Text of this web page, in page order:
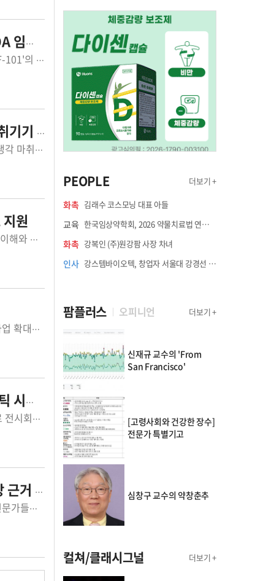
제
압타바이오가 개발 중인 경구용 연령관련 황반변성(AMD) 치료제 후보물질 'ABF-101'의 미국 임상시험이 재개된다.압타바이오는 16일 코스닥 공시를 통해 ABF-...
' 소개
©리센스메디컬정밀냉각 기술기업 리센스메디컬이 세계적 안과 학회에서 안구 냉각 마취기기 '오큐쿨(OcuCool)'을 선보이며 미국 시장 공략에 속도를 내고 있...
원
©국민건강보험공단국민건강보험공단이 통합재가서비스 신규 선정기관의 제도 이해와 현장 적응을 돕기 위해 교육 동영상과 실무 가이드를 제작해 제공한다.국...
김소영 HLB제넥스 신임 부사장. ©HLB제넥스HLB제넥스가 글로벌 헬스케어 사업 확대를 위해 CJ제일제당 바이오 부문 출신 전문가인 김소영 박사를 신임 부사장...
략
©휴온스휴온스그룹 계열사 휴온스메디텍이 인도네시아에서 열린 국제 미용의료 전시회에 참가해 주요 에스테틱 제품을 선보이며 동남아시아 시장 확대에 나섰...
확대
©제이엘케이의료 인공지능(AI) 전문기업 제이엘케이가 한국과 일본의 뇌졸중 전문가들을 한자리에 모아 AI 기반 뇌졸중 진단·치료 기술의 최신 연구 성과를 ...
PEOPLE 더보기 +
화촉 김래수 코스모닝 대표 아들
교육 한국임상약학회, 2026 약물치료법 연수강좌 8월 21일 개최
화촉 강복인 (주)원강팜 사장 차녀
인사 강스템바이오텍, 창업자 서울대 강경선 교수 최고과학책임자 선임
팜플러스 오피니언 더보기 +
신재규 교수의 'From
San Francisco'
[고령사회와 건강한 장수]
전문가 특별기고
심창구 교수의 약창춘추
컬쳐/클래시그널 더보기 +